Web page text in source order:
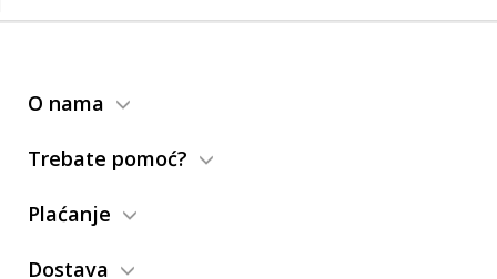
O nama
Trebate pomoć?
Plaćanje
Dostava